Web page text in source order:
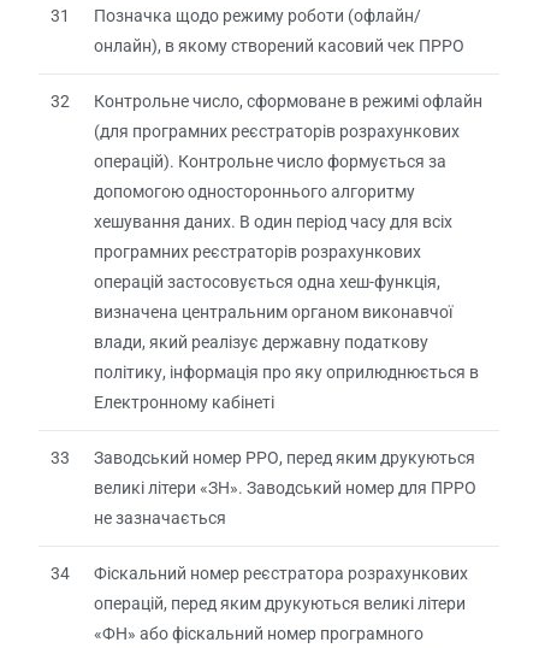
31
Позначка щодо режиму роботи (офлайн/
онлайн), в якому створений касовий чек ПРРО
32
Контрольне число, сформоване в режимі офлайн
(для програмних реєстраторів розрахункових
операцій). Контрольне число формується за
допомогою одностороннього алгоритму
хешування даних. В один період часу для всіх
програмних реєстраторів розрахункових
операцій застосовується одна хеш-функція,
визначена центральним органом виконавчої
влади, який реалізує державну податкову
політику, інформація про яку оприлюднюється в
Електронному кабінеті
33
Заводський номер РРО, перед яким друкуються
великі літери «ЗН». Заводський номер для ПРРО
не зазначається
34
Фіскальний номер реєстратора розрахункових
операцій, перед яким друкуються великі літери
«ФН» або фіскальний номер програмного